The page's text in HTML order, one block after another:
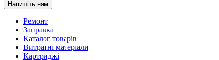
Напишіть нам
Ремонт
Заправка
Каталог товарів
Витратні матеріали
Картриджі